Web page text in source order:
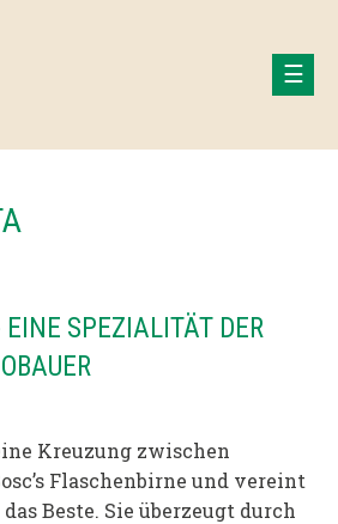
EINE SPEZIALITÄT DER
Kreuzung zwischen
Flaschenbirne und vereint
Beste. Sie überzeugt durch